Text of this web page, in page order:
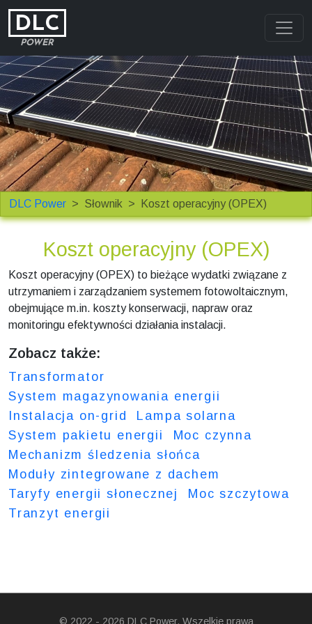
DLC
POWER
DLC Power Słownik Koszt operacyjny (OPEX)
Koszt operacyjny (OPEX)
Koszt operacyjny (OPEX) to bieżące wydatki związane z
utrzymaniem i zarządzaniem systemem fotowoltaicznym,
obejmujące m.in. koszty konserwacji, napraw oraz
monitoringu efektywności działania instalacji.
Zobacz także:
Transformator
System magazynowania energii
Instalacja on-grid
Lampa solarna
System pakietu energii
Moc czynna
Mechanizm śledzenia słońca
Moduły zintegrowane z dachem
Taryfy energii słonecznej
Moc szczytowa
Tranzyt energii
© 2022 - 2026 DLC Power. Wszelkie prawa